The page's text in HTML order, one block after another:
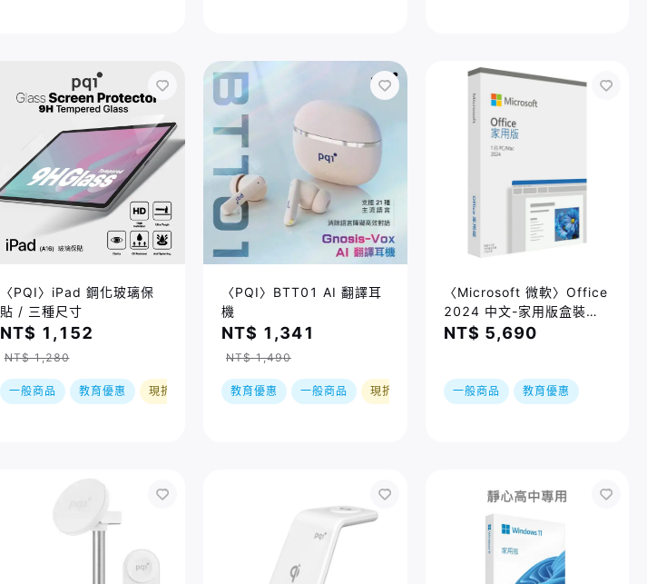
〈PQI〉iPad 鋼化玻璃保
貼 / 三種尺寸
NT$ 1,152
NT$ 1,280
一般商品 教育優惠 現折
〈PQI〉BTT01 AI 翻譯耳
機
NT$ 1,341
NT$ 1,490
教育優惠 一般商品 現折
〈Microsoft 微軟〉Office
2024 中文-家用版盒裝
PKC(無光碟)
NT$ 5,690
一般商品 教育優惠